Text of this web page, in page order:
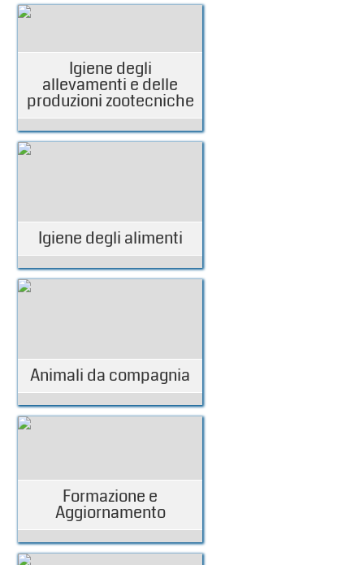
Igiene degli
allevamenti e delle
produzioni zootecniche
Igiene degli alimenti
Animali da compagnia
Formazione e
Aggiornamento